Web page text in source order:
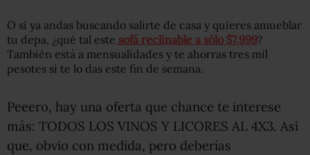
O si ya andas buscando salirte de casa y quieres amueblar
tu depa, ¿qué tal este sofá reclinable a sólo $7,999?
También está a mensualidades y te ahorras tres mil
pesotes si te lo das este fin de semana.
Peeero, hay una oferta que chance te interese
más: TODOS LOS VINOS Y LICORES AL 4X3. Así
que, obvio con medida, pero deberías